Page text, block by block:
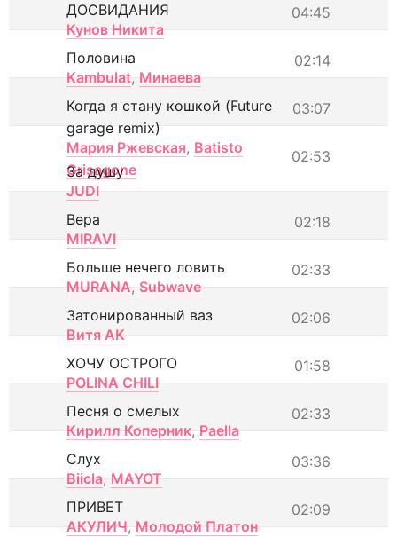
04:45
ДОСВИДАНИЯ
Кунов Никита
02:14
Половина
Kambulat, Минаева
03:07
Когда я стану кошкой (Future
garage remix)
Мария Ржевская, Batisto
Grisagone
02:53
За душу
JUDI
02:18
Вера
MIRAVI
02:33
Больше нечего ловить
MURANA, Subwave
02:06
Затонированный ваз
Витя АК
01:58
ХОЧУ ОСТРОГО
POLINA CHILI
02:33
Песня о смелых
Кирилл Коперник, Paella
03:36
Слух
Biicla, MAYOT
02:09
ПРИВЕТ
АКУЛИЧ, Молодой Платон